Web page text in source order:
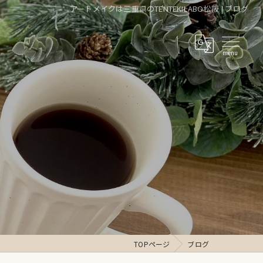
アートメイクは三重県のTENTEKILABO松阪 | ブログ
TOPページ ブログ